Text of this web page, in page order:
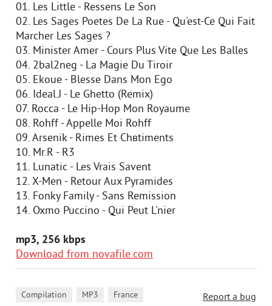
01. Les Little - Ressens Le Son
02. Les Sages Poetes De La Rue - Qu'est-Ce Qui Fait
Marcher Les Sages ?
03. Minister Amer - Cours Plus Vite Que Les Balles
04. 2bal2neg - La Magie Du Tiroir
05. Ekoue - Blesse Dans Mon Ego
06. Ideal.J - Le Ghetto (Remix)
07. Rocca - Le Hip-Hop Mon Royaume
08. Rohff - Appelle Moi Rohff
09. Arsenik - Rimes Et Chвtiments
10. Mr.R - R3
11. Lunatic - Les Vrais Savent
12. X-Men - Retour Aux Pyramides
13. Fonky Family - Sans Remission
14. Oxmo Puccino - Qui Peut L'nier
mp3, 256 kbps
Download from novafile.com
Report a bug
Compilation MP3 France